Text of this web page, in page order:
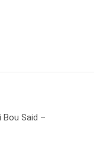
Bou Said –